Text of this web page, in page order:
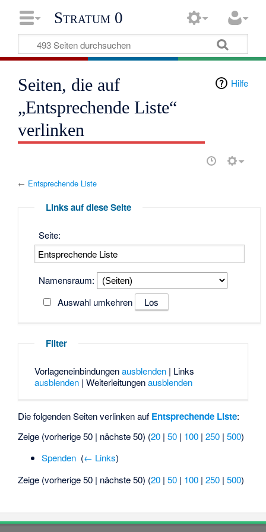
Stratum 0
Hilfe
Seiten, die auf
„Entsprechende Liste“
verlinken
← Entsprechende Liste
Links auf diese Seite
Seite:
Namensraum:
Auswahl umkehren
Filter
Vorlageneinbindungenausblenden| Links
ausblenden| Weiterleitungenausblenden
Die folgenden Seiten verlinken auf Entsprechende Liste:
Zeige (vorherige 50 | nächste 50) (20 |50 | 100 |250 |500)
Spenden (← Links)
Zeige (vorherige 50 | nächste 50) (20 |50 | 100 |250 |500)